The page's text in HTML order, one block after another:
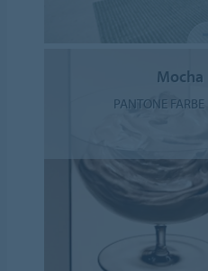
Mocha
PANTONE